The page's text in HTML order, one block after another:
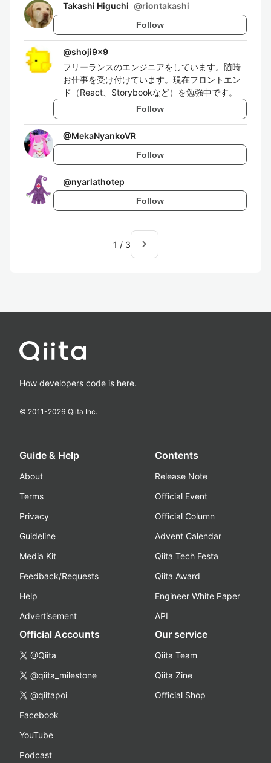
Takashi Higuchi @riontakashi
Follow
@shoji9x9
フリーランスのエンジニアをしています。随時
お仕事を受け付けています。現在フロントエン
ド（React、Storybookなど）を勉強中です。
Follow
@MekaNyankoVR
Follow
@nyarlathotep
Follow
1 / 3 navigate_next
How developers code is here.
© 2011-2026 Qiita Inc.
Guide & Help
About
Terms
Privacy
Guideline
Media Kit
Feedback/Requests
Help
Advertisement
Contents
Release Note
Official Event
Official Column
Advent Calendar
Qiita Tech Festa
Qiita Award
Engineer White Paper
API
Official Accounts
@Qiita
@qiita_milestone
@qiitapoi
Facebook
YouTube
Podcast
Our service
Qiita Team
Qiita Zine
Official Shop